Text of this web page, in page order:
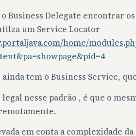
Business Delegate encontrar
um Service Locator
home/
tem o Business Service,
legal nesse padrão , é que o
em conta a complexidade